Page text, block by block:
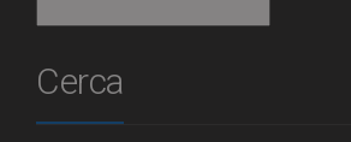
Cerca